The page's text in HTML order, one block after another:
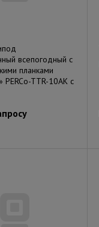
всепогодный с
планками
PERCo-TTR-10АK с